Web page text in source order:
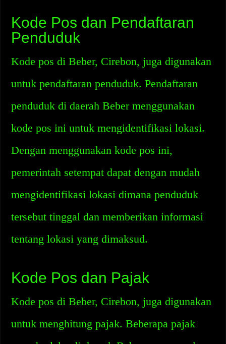
Kode Pos dan Pendaftaran
Penduduk
Kode pos di Beber, Cirebon, juga digunakan
untuk pendaftaran penduduk. Pendaftaran
penduduk di daerah Beber menggunakan
kode pos ini untuk mengidentifikasi lokasi.
Dengan menggunakan kode pos ini,
pemerintah setempat dapat dengan mudah
mengidentifikasi lokasi dimana penduduk
tersebut tinggal dan memberikan informasi
tentang lokasi yang dimaksud.
Kode Pos dan Pajak
Kode pos di Beber, Cirebon, juga digunakan
untuk menghitung pajak. Beberapa pajak